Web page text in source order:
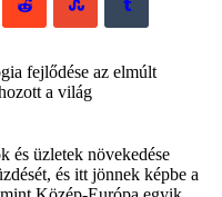
fejlődése az elmúlt
a világ
és üzletek növekedése
és itt jönnek képbe a